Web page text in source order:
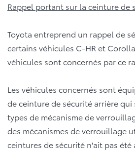
Rappel portant sur la ceinture de
Toyota entreprend un rappel de
certains véhicules C-HR et
véhicules sont concernés par ce
Les véhicules concernés sont
de ceinture de sécurité arrière
types de mécanisme de
des mécanismes de verrouillage
ceintures de sécurité n'ait pas été